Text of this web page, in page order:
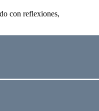
con reflexiones,